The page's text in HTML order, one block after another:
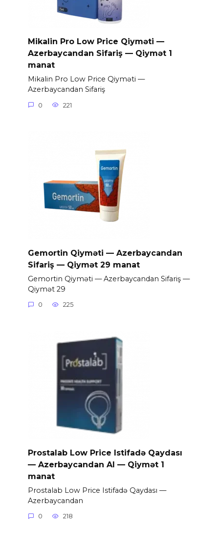
Mikalin Pro Low Price Qiyməti —
Azerbaycandan Sifariş — Qiymət 1
manat
Mikalin Pro Low Price Qiyməti —
Azerbaycandan Sifariş
0 221
Gemortin Qiyməti — Azerbaycandan
Sifariş — Qiymət 29 manat
Gemortin Qiyməti — Azerbaycandan Sifariş —
Qiymət 29
0 225
Prostalab Low Price Istifadə Qaydası
— Azerbaycandan Al — Qiymət 1
manat
Prostalab Low Price Istifadə Qaydası —
Azerbaycandan
0 218